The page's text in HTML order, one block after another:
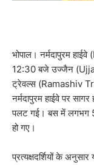
भोपाल। नर्मदापुरम
12:30 बजे उज्जैन
ट्रेवल्स (Ramashiv
नर्मदापुरम हाईवे पर
पलट गई। बस में लगभग
हो गए।
प्रत्यक्षदर्शियों के